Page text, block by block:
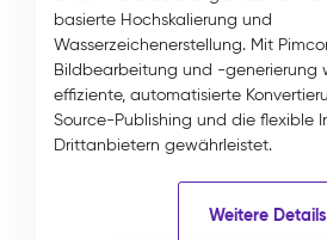
basierte Hochskalierung und
Wasserzeichenerstellung. Mit
Bildbearbeitung und -generierung
effiziente, automatisierte
Source-Publishing und die flexible
Drittanbietern gewährleistet.
Weitere Details